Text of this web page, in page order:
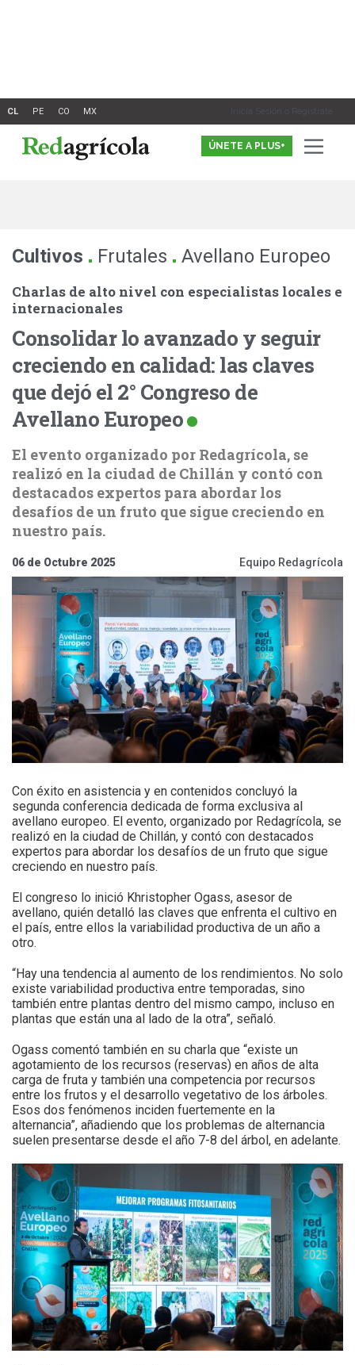
Inicia Sesión o Registrate
ÚNETE A PLUS+
Cultivos . Frutales . Avellano Europeo
Charlas de alto nivel con especialistas locales e
internacionales
Consolidar lo avanzado y seguir
creciendo en calidad: las claves
que dejó el 2° Congreso de
Avellano Europeo
El evento organizado por Redagrícola, se
realizó en la ciudad de Chillán y contó con
destacados expertos para abordar los
desafíos de un fruto que sigue creciendo en
nuestro país.
06 de Octubre 2025 Equipo Redagrícola
Con éxito en asistencia y en contenidos concluyó la
segunda conferencia dedicada de forma exclusiva al
avellano europeo. El evento, organizado por Redagrícola, se
realizó en la ciudad de Chillán, y contó con destacados
expertos para abordar los desafíos de un fruto que sigue
creciendo en nuestro país.
El congreso lo inició Khristopher Ogass, asesor de
avellano, quién detalló las claves que enfrenta el cultivo en
el país, entre ellos la variabilidad productiva de un año a
otro.
“Hay una tendencia al aumento de los rendimientos. No solo
existe variabilidad productiva entre temporadas, sino
también entre plantas dentro del mismo campo, incluso en
plantas que están una al lado de la otra”, señaló.
Ogass comentó también en su charla que “existe un
agotamiento de los recursos (reservas) en años de alta
carga de fruta y también una competencia por recursos
entre los frutos y el desarrollo vegetativo de los árboles.
Esos dos fenómenos inciden fuertemente en la
alternancia”, añadiendo que los problemas de alternancia
suelen presentarse desde el año 7-8 del árbol, en adelante.